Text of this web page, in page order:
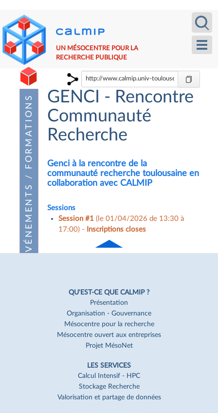
au
contenu
principal
UN MÉSOCENTRE POUR LA
RECHERCHE PUBLIQUE
GENCI - Rencontre
Communauté
Recherche
Genci à la rencontre de la
communauté recherche toulousaine en
collaboration avec CALMIP
Sessions
Session #1 (le 01/04/2026 de 13:30 à
17:00) -
Inscriptions closes
de page
QU'EST-CE QUE CALMIP ?
Présentation
Organisation - Gouvernance
Mésocentre pour la recherche
Mésocentre ouvert aux entreprises
Projet MésoNet
LES SERVICES
Calcul Intensif - HPC
Stockage Recherche
Valorisation et partage de données